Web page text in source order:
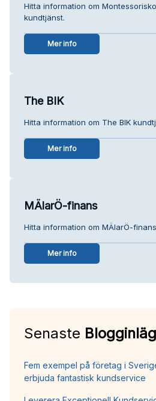
Hitta information om
kundtjänst.
Mer info
The BIK
Hitta information om The BIK
Mer info
MÄlarÖ-finans
Hitta information om MÄlarÖ-
Mer info
Senaste
Fem exempel på företag i
erbjuda fantastisk kundservice